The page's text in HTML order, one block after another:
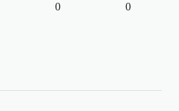
0 0